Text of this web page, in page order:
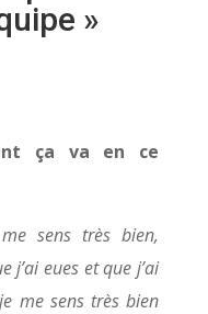
»
ça va en ce
sens très bien,
j’ai eues et que j’ai
me sens très bien